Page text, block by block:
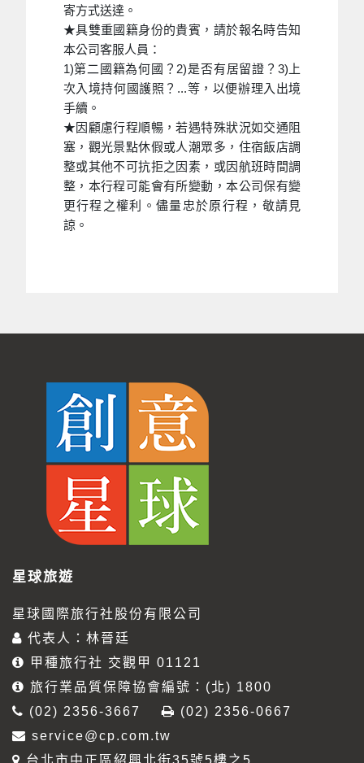
寄方式送達。
★具雙重國籍身份的貴賓，請於報名時告知
本公司客服人員：
1)第二國籍為何國？2)是否有居留證？3)上
次入境持何國護照？...等，以便辦理入出境
手續。
★因顧慮行程順暢，若遇特殊狀況如交通阻
塞，觀光景點休假或人潮眾多，住宿飯店調
整或其他不可抗拒之因素，或因航班時間調
整，本行程可能會有所變動，本公司保有變
更行程之權利。儘量忠於原行程，敬請見
諒。
星球旅遊
星球國際旅行社股份有限公司
代表人：林晉廷
甲種旅行社 交觀甲 01121
旅行業品質保障協會編號：(北) 1800
(02) 2356-3667
(02) 2356-0667
service@cp.com.tw
台北市中正區紹興北街35號5樓之5